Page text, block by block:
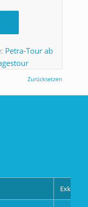
Zurücksetzen
Petra-Tour ab
Exklusive